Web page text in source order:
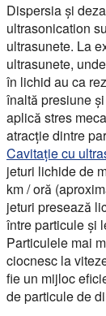
Dispersia și
ultrasonication
ultrasunete. La
ultrasunete,
în lichid au ca
înaltă presiune
aplică stres
atracție dintre
Cavitație cu
jeturi lichide de
km / oră
jeturi presează
între particule și
Particulele mai
ciocnesc la
fie un mijloc
de particule de